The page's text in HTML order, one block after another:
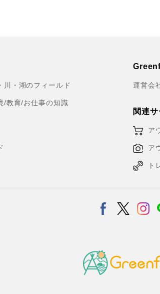
川・湖のフィールド
/教育/お仕事の知識
運営会
関連
ア
ア
ト